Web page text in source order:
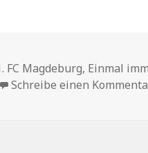
FC Magdeburg, Einmal
Schreibe einen